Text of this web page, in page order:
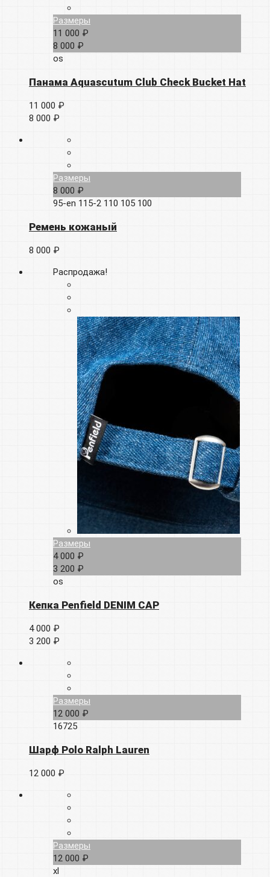
Размеры
11 000 ₽
8 000 ₽
os
Панама Aquascutum Club Check Bucket Hat
11 000 ₽
8 000 ₽
Размеры
8 000 ₽
95-en 115-2 110 105 100
Ремень кожаный
8 000 ₽
Распродажа!
Размеры
4 000 ₽
3 200 ₽
os
Кепка Penfield DENIM CAP
4 000 ₽
3 200 ₽
Размеры
12 000 ₽
16725
Шарф Polo Ralph Lauren
12 000 ₽
Размеры
12 000 ₽
xl